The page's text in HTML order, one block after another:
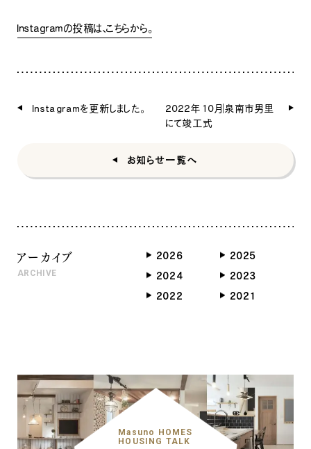
Instagramの投稿は、こちらから。
Instagramを更新しました。
2022年10月｜泉南市男里
にて竣工式
お知らせ一覧へ
アーカイブ
ARCHIVE
2026
2025
2024
2023
2022
2021
Masuno HOMES
HOUSING TALK